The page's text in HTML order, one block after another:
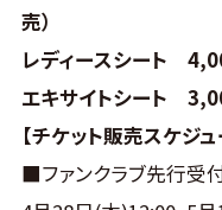
売）
レディースシート
エキサイトシート
【チケット販売スケジュ
■ファンクラブ先